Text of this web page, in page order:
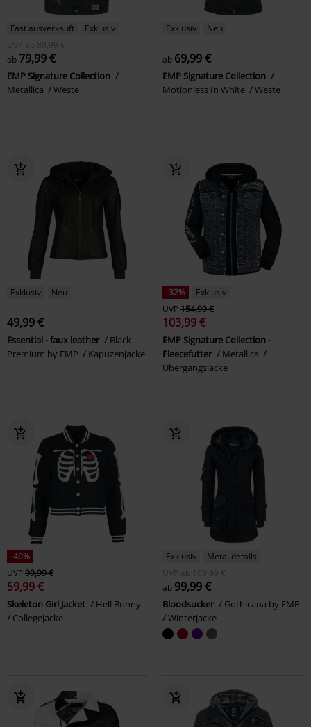
Fast ausverkauft
Exklusiv
UVP
ab 89,99 €
ab 79,99 €
EMP Signature Collection
Metallica
Weste
Exklusiv Neu
ab 69,99 €
EMP Signature Collection
Motionless In White
Weste
Exklusiv Neu
49,99 €
Essential - faux leather
Black
Premium by EMP
Kapuzenjacke
-32%
Exklusiv
UVP154,99 €
103,99 €
EMP Signature Collection -
Fleecefutter
Metallica
Übergangsjacke
-40%
UVP99,99 €
59,99 €
Skeleton Girl Jacket
Hell Bunny
Collegejacke
Exklusiv
Metalldetails
UVP
ab
109,99 €
ab 99,99 €
Bloodsucker
Gothicana by EMP
Winterjacke